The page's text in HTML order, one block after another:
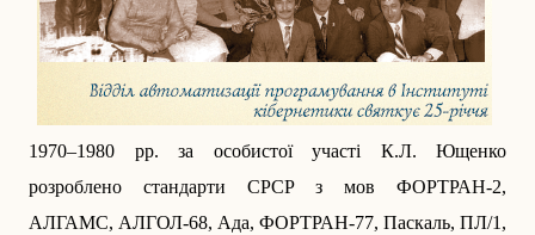
1970–1980 рр. за особистої участі К.Л. Ющенко
розроблено стандарти СРСР з мов ФОРТРАН-2,
АЛГАМС, АЛГОЛ-68, Ада, ФОРТРАН-77, Паскаль, ПЛ/1,